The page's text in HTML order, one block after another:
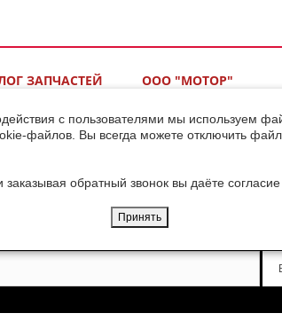
с пользователями мы используем
файлов. Вы всегда можете отключить
обратный звонок вы даёте
Принять
ЗАПЧАСТЕЙ ООО "МОТОР"
КОНТАКТЫ